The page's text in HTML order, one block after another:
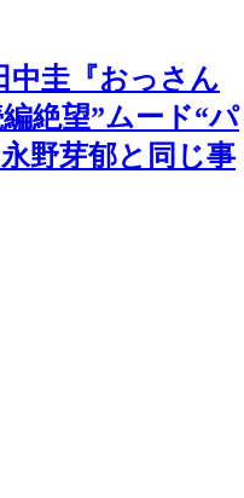
中圭『おっさん
絶望”ムード“パ
野芽郁と同じ事